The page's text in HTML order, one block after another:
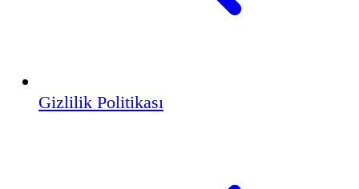
Gizlilik Politikası